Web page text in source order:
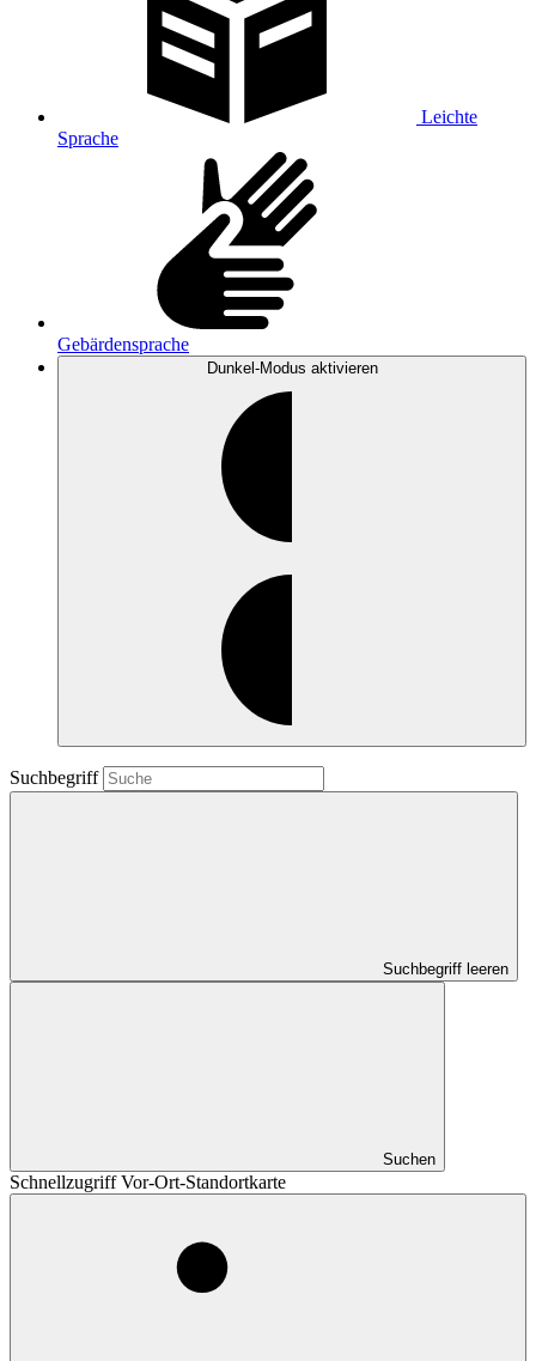
Leichte
Sprache
Gebärdensprache
Dunkel-Modus aktivieren
Suchbegriff
Suchbegriff leeren
Suchen
Schnellzugriff Vor-Ort-Standortkarte